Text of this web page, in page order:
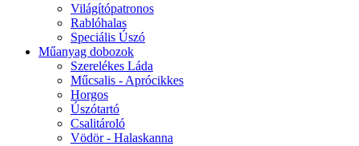
Világítópatronos
Rablóhalas
Speciális Úszó
Műanyag dobozok
Szerelékes Láda
Műcsalis - Aprócikkes
Horgos
Úszótartó
Csalitároló
Vödör - Halaskanna